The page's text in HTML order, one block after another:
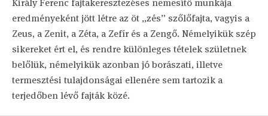
Király Ferenc fajtakeresztezéses nemesítő munkája
eredményeként jött létre az öt „zés” szőlőfajta, vagyis a
Zeus, a Zenit, a Zéta, a Zefír és a Zengő. Némelyikük szép
sikereket ért el, és rendre különleges tételek születnek
belőlük, némelyikük azonban jó borászati, illetve
termesztési tulajdonságai ellenére sem tartozik a
terjedőben lévő fajták közé.